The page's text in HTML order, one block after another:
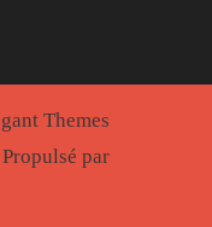
Themes
par